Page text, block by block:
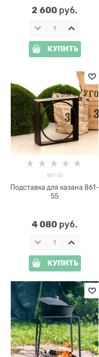
2 600 руб.
КУПИТЬ
861-55
Подставка для казана 861-
55
4 080 руб.
КУПИТЬ